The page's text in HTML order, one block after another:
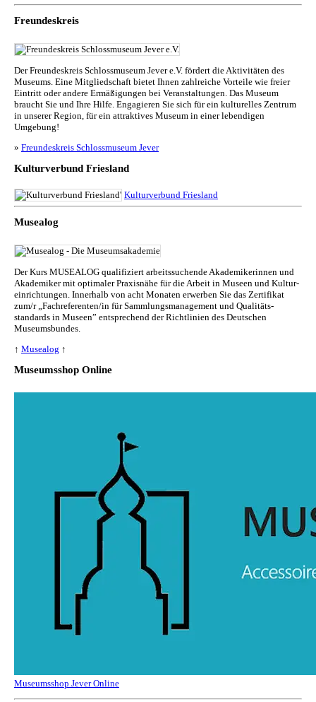
Freundeskreis
Der Freundeskreis Schlossmuseum Jever e.V. fördert die Aktivitäten des
Museums. Eine Mitgliedschaft bietet Ihnen zahlreiche Vorteile wie freier
Eintritt oder andere Ermäßigungen bei Veranstaltungen. Das Museum
braucht Sie und Ihre Hilfe. Engagieren Sie sich für ein kulturelles Zentrum
in unserer Region, für ein attraktives Museum in einer lebendigen
Umgebung!
» Freundeskreis Schlossmuseum Jever
Kulturverbund Friesland
Kulturverbund Friesland
Musealog
Der Kurs MUSEALOG qualifiziert arbeitssuchende Akademikerinnen und
Akademiker mit optimaler Praxisnähe für die Arbeit in Museen und Kul­tur­
ein­rich­tun­gen. Innerhalb von acht Monaten erwerben Sie das Zertifikat
zum/r „Fachreferenten/in für Sammlungs­management und Qualitäts­
standards in Museen” entsprechend der Richtlinien des Deutschen
Museumsbundes.
↑ Musealog ↑
Museumsshop Online
Museumsshop Jever Online